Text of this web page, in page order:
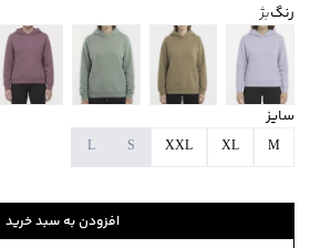
رنگبژ
سایز
M
XL
XXL
S
L
افزودن به سبد خرید